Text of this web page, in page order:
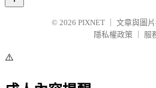
© 2026 PIXNET
文章與圖
隱私權政策
服
⚠️